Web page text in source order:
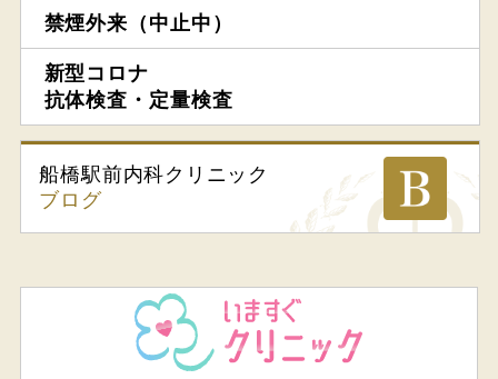
禁煙外来（中止中）
新型コロナ
抗体検査・定量検査
船橋駅前内科クリニック
ブログ